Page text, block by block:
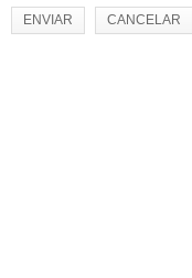
ENVIAR CANCELAR